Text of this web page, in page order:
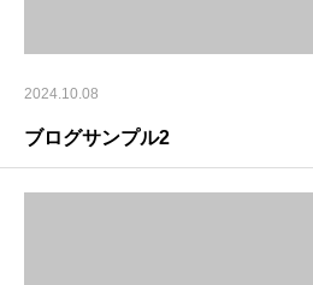
2024.10.08
ブログサンプル2